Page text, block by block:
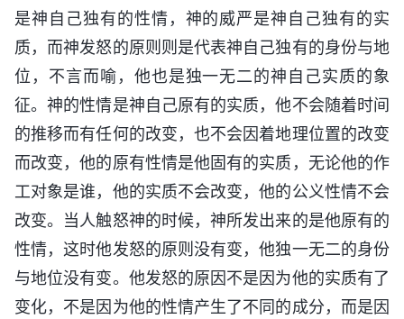
是神自己独有的性情，神的威严是神自己独有的实
质，而神发怒的原则则是代表神自己独有的身份与地
位，不言而喻，他也是独一无二的神自己实质的象
征。神的性情是神自己原有的实质，他不会随着时间
的推移而有任何的改变，也不会因着地理位置的改变
而改变，他的原有性情是他固有的实质，无论他的作
工对象是谁，他的实质不会改变，他的公义性情不会
改变。当人触怒神的时候，神所发出来的是他原有的
性情，这时他发怒的原则没有变，他独一无二的身份
与地位没有变。他发怒的原因不是因为他的实质有了
变化，不是因为他的性情产生了不同的成分，而是因